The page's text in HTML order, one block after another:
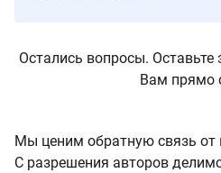
Мы ценим обратную связь от
С разрешения авторов
Остались вопросы.
Вам прямо